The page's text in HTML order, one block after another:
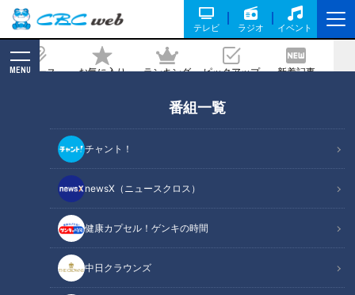
テレビ ラジオ イベント
ニュース お気に入り ランキング ピックアップ 新着記事
MENU
番組一覧
チャント！
newsX（ニュースクロス）
健康カプセル！ゲンキの時間
中日クラウンズ
13歳の誕生日に亡き母から遺された動画
メッセージとは
2022/09/14 21:00